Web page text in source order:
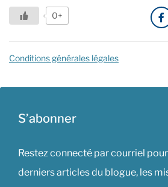
0+
Conditions générales légales
S’abonner
Restez connecté par courriel
derniers articles du blogue, les